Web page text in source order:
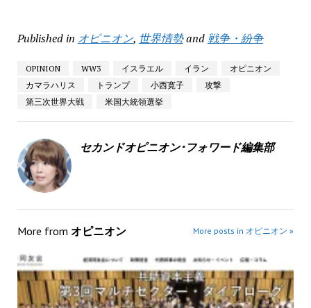
Published in オピニオン, 世界情勢and戦争・紛争
OPINION WW3 イスラエル イラン
オピニオン
カマラハリス
トランプ 小西寛子
攻撃
第三次世界大戦
米国大統領選挙
セカンドオピニオン･フォワード編集部
More from オピニオン More posts in オピニオン »